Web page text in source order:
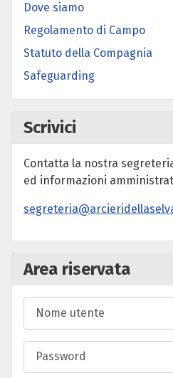
Dove siamo
Regolamento di Campo
Statuto della Compagnia
Safeguarding
Scrivici
Contatta la nostra
ed informazioni
Area riservata